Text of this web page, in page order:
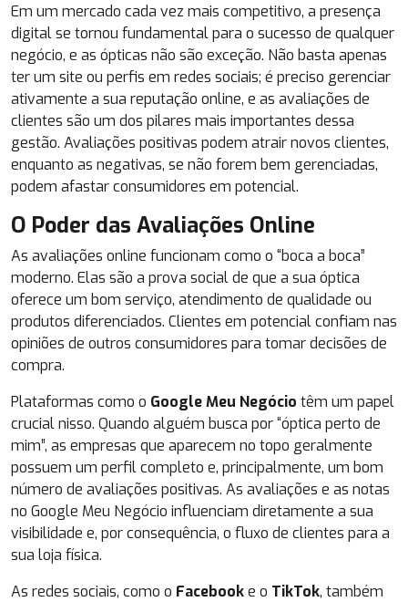
Em um mercado cada vez mais competitivo, a presença
digital se tornou fundamental para o sucesso de qualquer
negócio, e as ópticas não são exceção. Não basta apenas
ter um site ou perfis em redes sociais; é preciso gerenciar
ativamente a sua reputação online, e as avaliações de
clientes são um dos pilares mais importantes dessa
gestão. Avaliações positivas podem atrair novos clientes,
enquanto as negativas, se não forem bem gerenciadas,
podem afastar consumidores em potencial.
O Poder das Avaliações Online
As avaliações online funcionam como o “boca a boca”
moderno. Elas são a prova social de que a sua óptica
oferece um bom serviço, atendimento de qualidade ou
produtos diferenciados. Clientes em potencial confiam nas
opiniões de outros consumidores para tomar decisões de
compra.
Plataformas como o Google Meu Negócio têm um papel
crucial nisso. Quando alguém busca por “óptica perto de
mim”, as empresas que aparecem no topo geralmente
possuem um perfil completo e, principalmente, um bom
número de avaliações positivas. As avaliações e as notas
no Google Meu Negócio influenciam diretamente a sua
visibilidade e, por consequência, o fluxo de clientes para a
sua loja física.
As redes sociais, como o Facebooke o TikTok, também